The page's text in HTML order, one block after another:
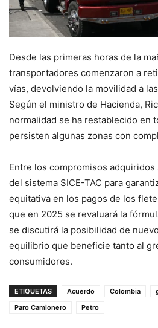
Desde las primeras horas de la
transportadores comenzaron a
vías, devolviendo la movilidad a
Según el ministro de Hacienda,
normalidad se ha restablecido en
persisten algunas zonas con
Entre los compromisos
del sistema SICE-TAC para
equitativa en los pagos de los
que en 2025 se revaluará la
se discutirá la posibilidad de
equilibrio que beneficie tanto al
consumidores.
ETIQUETAS Acuerdo Colombia
Paro Camionero
Petro